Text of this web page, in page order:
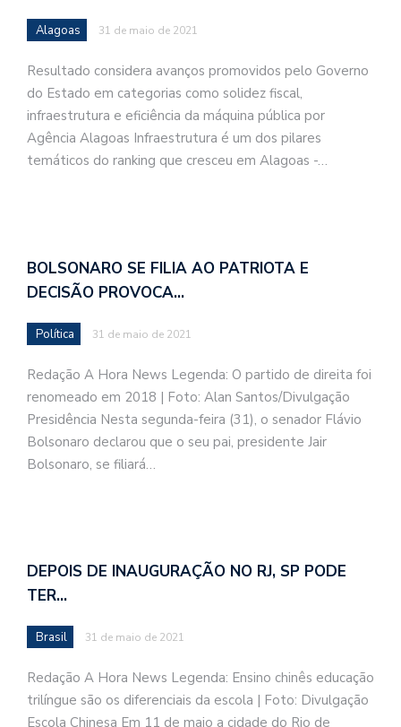
Alagoas 31 de maio de 2021
Resultado considera avanços promovidos pelo Governo
do Estado em categorias como solidez fiscal,
infraestrutura e eficiência da máquina pública por
Agência Alagoas Infraestrutura é um dos pilares
temáticos do ranking que cresceu em Alagoas -…
BOLSONARO SE FILIA AO PATRIOTA E
DECISÃO PROVOCA…
Política 31 de maio de 2021
Redação A Hora News Legenda: O partido de direita foi
renomeado em 2018 | Foto: Alan Santos/Divulgação
Presidência Nesta segunda-feira (31), o senador Flávio
Bolsonaro declarou que o seu pai, presidente Jair
Bolsonaro, se filiará…
DEPOIS DE INAUGURAÇÃO NO RJ, SP PODE
TER…
Brasil 31 de maio de 2021
Redação A Hora News Legenda: Ensino chinês educação
trilíngue são os diferenciais da escola | Foto: Divulgação
Escola Chinesa Em 11 de maio a cidade do Rio de